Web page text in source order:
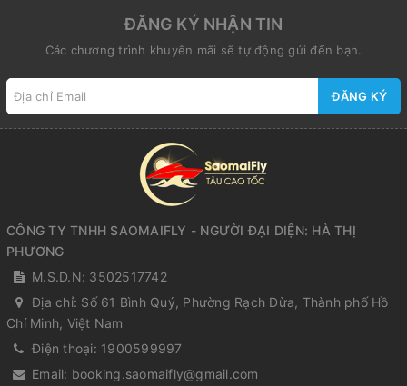
ĐĂNG KÝ NHẬN TIN
Các chương trình khuyến mãi sẽ tự động gửi đến bạn.
ĐĂNG KÝ
CÔNG TY TNHH SAOMAIFLY - NGƯỜI ĐẠI DIỆN: HÀ THỊ
PHƯƠNG
M.S.D.N: 3502517742
Địa chỉ: Số 61 Bình Quý, Phường Rạch Dừa, Thành phố Hồ
Chí Minh, Việt Nam
Điện thoại: 1900599997
Email: booking.saomaifly@gmail.com